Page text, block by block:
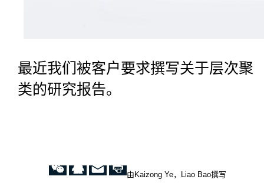
最近我们被客户要求撰写关于层次聚
类的研究报告。
由Kaizong Ye，Liao Bao撰写